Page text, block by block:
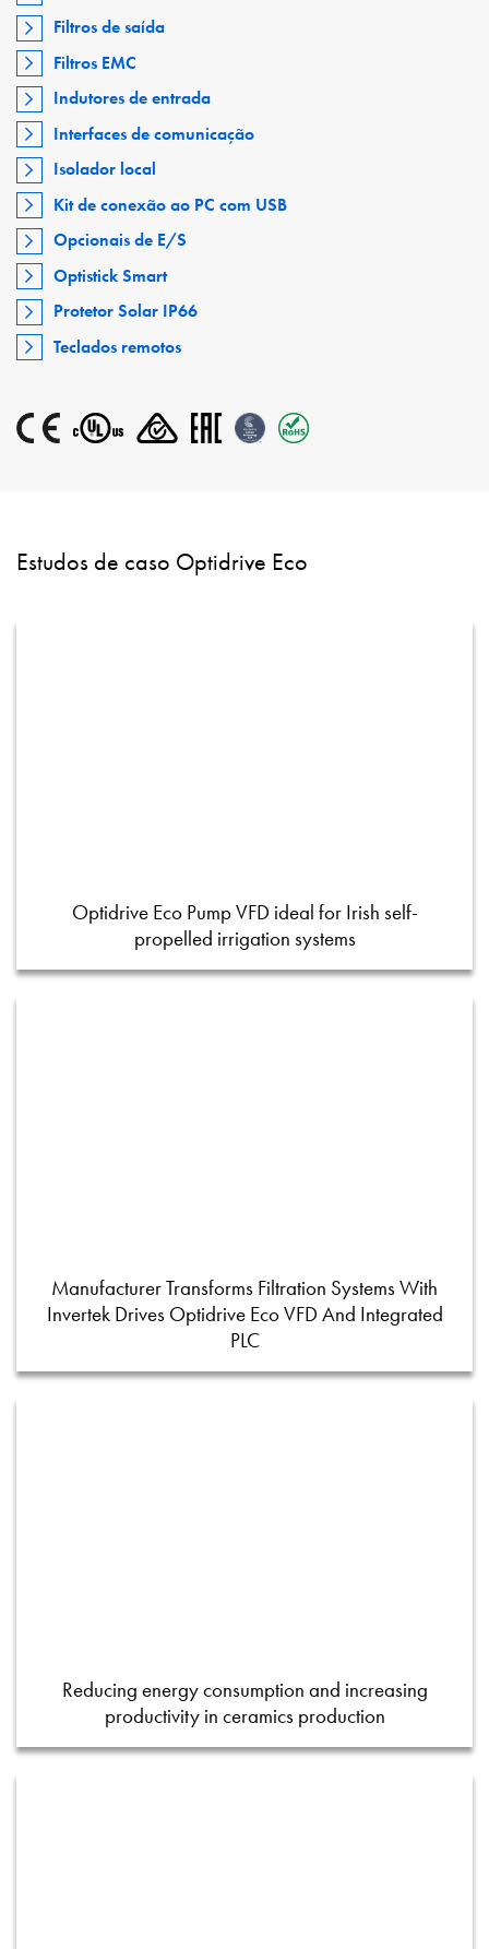
Filtros de saída
Filtros EMC
Indutores de entrada
Interfaces de comunicação
Isolador local
Kit de conexão ao PC com USB
Opcionais de E/S
Optistick Smart
Protetor Solar IP66
Teclados remotos
Estudos de caso Optidrive Eco
Optidrive Eco Pump VFD ideal for Irish self-
propelled irrigation systems
Manufacturer Transforms Filtration Systems With
Invertek Drives Optidrive Eco VFD And Integrated
PLC
Reducing energy consumption and increasing
productivity in ceramics production